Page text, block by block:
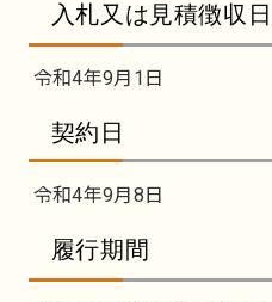
入札又は見積徴収日
令和4年9月1日
契約日
令和4年9月8日
履行期間